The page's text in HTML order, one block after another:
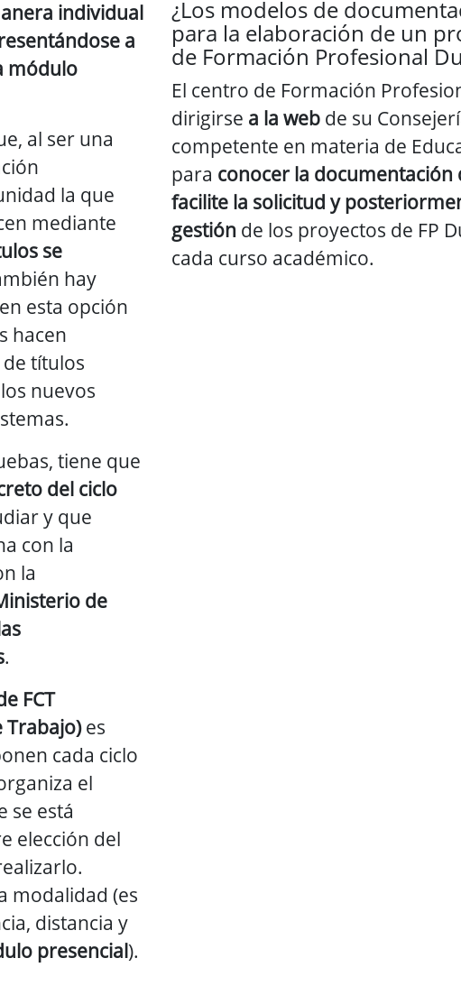
individual
a
módulo
al ser una
la que
mediante
se
hay
esta opción
hacen
títulos
nuevos
tiene que
del ciclo
y que
con la
la
de
.
FCT
Trabajo)es
cada ciclo
el
se está
elección del
modalidad (es
distancia y
presencial).
¿Los modelos de
para la elaboración de un
de Formación Profesional
El centro de Formación
dirigirse a la web de su
competente en materia de
para conocer la documentación
facilite la solicitud y
gestión de los proyectos de FP
cada curso académico.